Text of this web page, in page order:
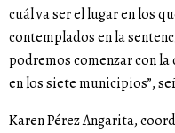
cuál va ser el lugar en los
contemplados en la
podremos comenzar con
en los siete municipios”,
Karen Pérez Angarita,